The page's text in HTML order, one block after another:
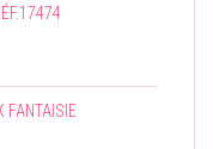
FANTAISIE